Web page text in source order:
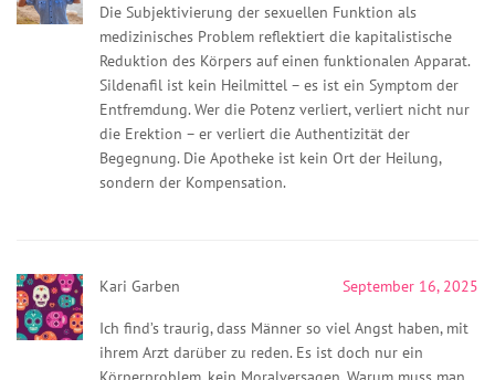
Die Subjektivierung der sexuellen Funktion als
medizinisches Problem reflektiert die kapitalistische
Reduktion des Körpers auf einen funktionalen Apparat.
Sildenafil ist kein Heilmittel – es ist ein Symptom der
Entfremdung. Wer die Potenz verliert, verliert nicht nur
die Erektion – er verliert die Authentizität der
Begegnung. Die Apotheke ist kein Ort der Heilung,
sondern der Kompensation.
Kari Garben September 16, 2025
Ich find’s traurig, dass Männer so viel Angst haben, mit
ihrem Arzt darüber zu reden. Es ist doch nur ein